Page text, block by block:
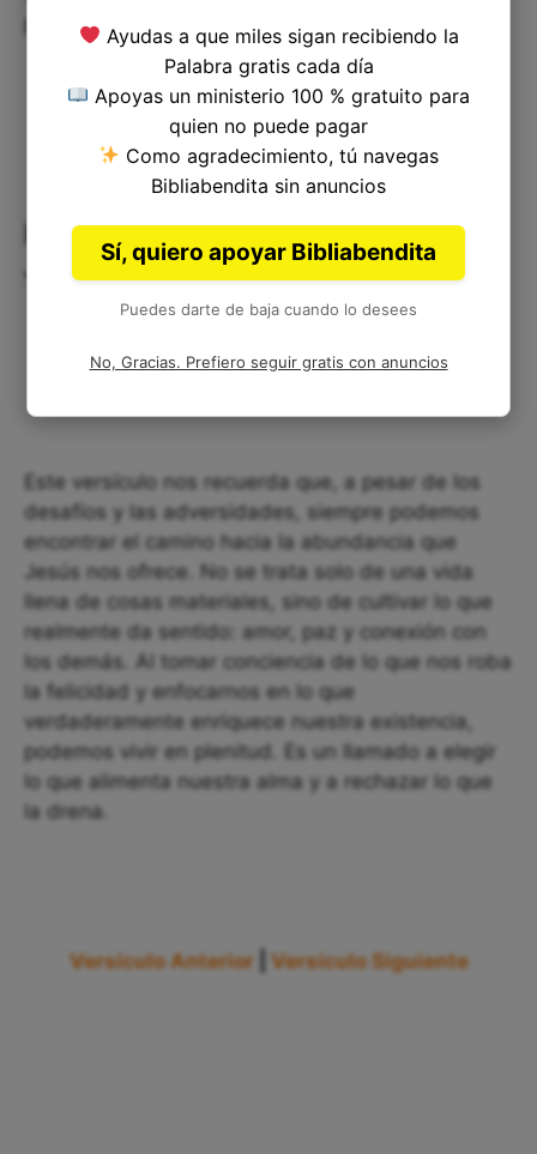
podemos lograr una vida más plena y feliz.
Reflexión Corta: La Promesa de
Juan Diez Diez
Este versículo nos recuerda que, a pesar de los
desafíos y las adversidades, siempre podemos
encontrar el camino hacia la abundancia que
Jesús nos ofrece. No se trata solo de una vida
llena de cosas materiales, sino de cultivar lo que
realmente da sentido: amor, paz y conexión con
los demás. Al tomar conciencia de lo que nos roba
la felicidad y enfocarnos en lo que
verdaderamente enriquece nuestra existencia,
podemos vivir en plenitud. Es un llamado a elegir
lo que alimenta nuestra alma y a rechazar lo que
la drena.
Versículo Anterior Versículo Siguiente
Ayudas a que miles sigan recibiendo la
Palabra gratis cada día
Apoyas un ministerio 100 % gratuito para
quien no puede pagar
Como agradecimiento, tú navegas
Bibliabendita sin anuncios
Sí, quiero apoyar Bibliabendita
Puedes darte de baja cuando lo desees
No, Gracias. Prefiero seguir gratis con anuncios